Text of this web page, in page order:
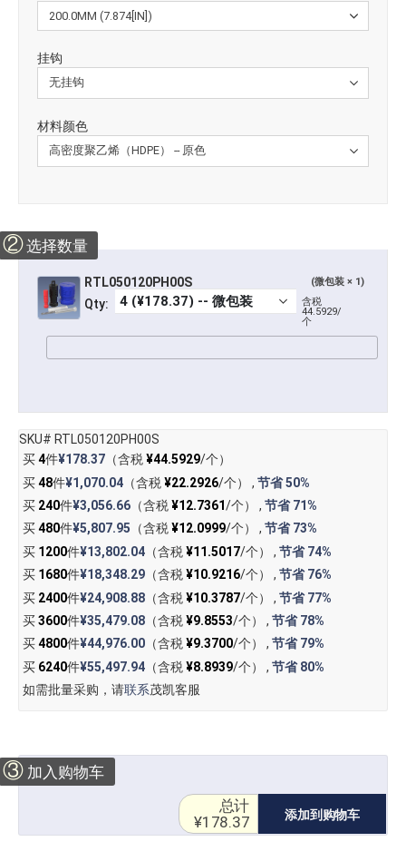
挂钩
材料颜色
②选择数量
RTL050120PH00S (微包装 × 1)
Qty:
含税
44.5929/
个
SKU# RTL050120PH00S
买4件¥178.37（含税¥44.5929/个）
买48件¥1,070.04（含税¥22.2926/个） , 节省50%
买 240件¥3,056.66（含税¥12.7361/个） , 节省71%
买480件¥5,807.95 （含税¥12.0999/个） , 节省73%
买 1200件¥13,802.04（含税¥11.5017/个） , 节省74%
买 1680件¥18,348.29（含税¥10.9216/个） , 节省76%
买 2400件¥24,908.88（含税¥10.3787/个） , 节省77%
买3600件¥35,479.08（含税¥9.8553/个） , 节省78%
买4800件¥44,976.00（含税¥9.3700/个） , 节省79%
买 6240件¥55,497.94（含税¥8.8939/个） , 节省80%
如需批量采购，请联系茂凯客服
③ 加入购物车
添加到购物车
总计
¥178.37